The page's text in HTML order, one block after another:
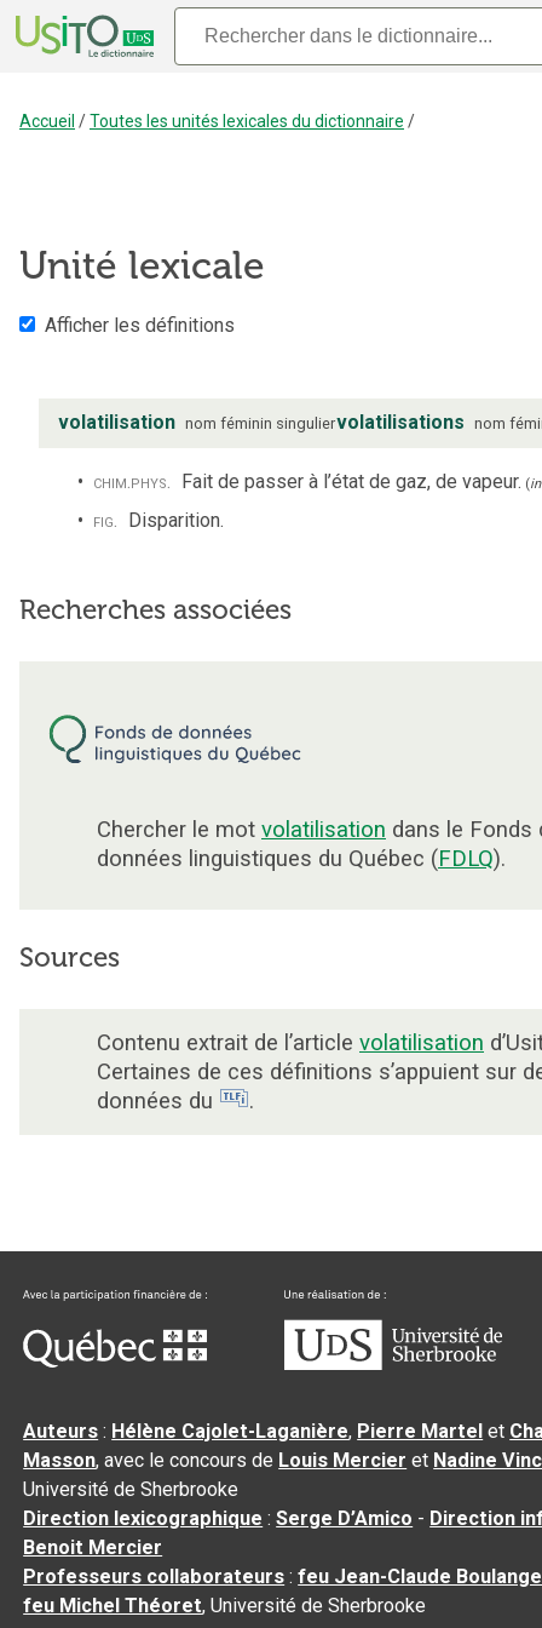
Accueil /Toutes les unités lexicales du dictionnaire /
Unité lexicale
Afficher les définitions
volatilisation nom féminin singuliervolatilisations nom
chim.phys. Fait de passer à l’état de gaz, de vapeur. (in
fig. Disparition.
Recherches associées
Chercher le mot volatilisation dans le Fonds
données linguistiques du Québec (FDLQ).
Sources
Contenu extrait de l’article volatilisation
Certaines de ces définitions s’appuient sur
données du
.
Auteurs : Hélène Cajolet-Laganière, Pierre Martel et
Masson, avec le concours de Louis Mercier et Nadine
Université de Sherbrooke
Direction lexicographique :Serge D’Amico - Direction
Benoit Mercier
Professeurs collaborateurs :feu Jean-Claude
feu Michel Théoret, Université de Sherbrooke